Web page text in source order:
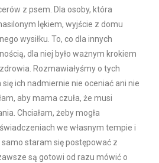
z psem. Dla osoby, która
lękiem, wyjście z domu
wysiłku. To, co dla innych
dla niej było ważnym krokiem
Rozmawiałyśmy o tych
ich nadmiernie nie oceniać ani nie
aby mama czuła, że musi
Chciałam, żeby mogła
we własnym tempie i
samo staram się postępować z
są gotowi od razu mówić o